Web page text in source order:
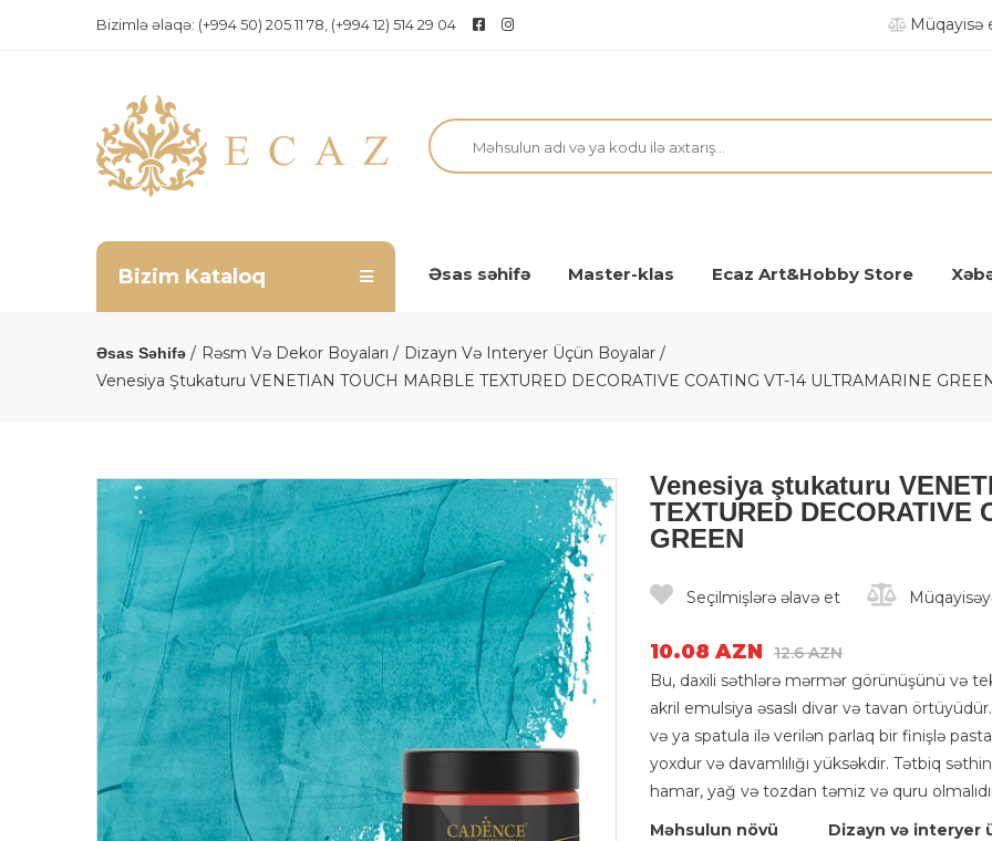
Bizimlə əlaqə: (+994 50) 205 11 78, (+994 12) 514 29 04 Müqayisə
Bizim Kataloq Əsas səhifə Master-klas Ecaz Art&Hobby Store
Əsas Səhifə Rəsm Və Dekor Boyaları
Dizayn Və Interyer Üçün Boyalar
Venesiya Ştukaturu VENETIAN TOUCH MARBLE TEXTURED DECORATIVE COATING VT-14 ULTRAMARINE
Venesiya ştukaturu
TEXTURED DECORATIVE
GREEN
Seçilmişlərə əlavə et
10.08 AZN 12.6 AZN
Bu, daxili səthlərə mərmər görünüşünü və
akril emulsiya əsaslı divar və tavan
və ya spatula ilə verilən parlaq bir finişlə
yoxdur və davamlılığı yüksəkdir. Tətbiq
hamar, yağ və tozdan təmiz və quru
Məhsulun növü
Dizayn və interyer